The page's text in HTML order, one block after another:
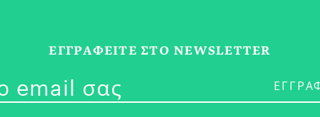
ΕΓΓPΑΦΕΙΤΕ ΣΤΟ NEWSLETTER